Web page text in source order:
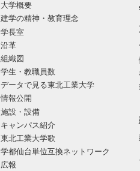
大学概要
建学の精神・教育理念
学長室
沿革
組織図
学生・教職員数
データで見る東北工業大学
情報公開
施設・設備
キャンパス紹介
東北工業大学歌
学都仙台単位互換ネットワーク
広報